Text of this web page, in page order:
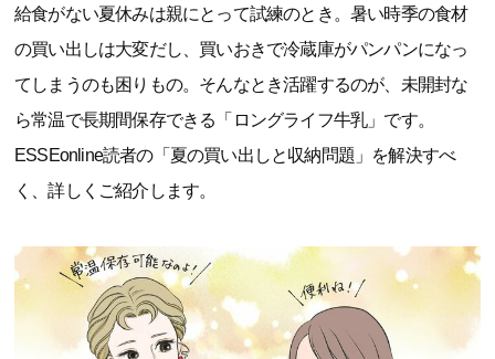
給食がない夏休みは親にとって試練のとき。暑い時季の食材
の買い出しは大変だし、買いおきで冷蔵庫がパンパンになっ
てしまうのも困りもの。そんなとき活躍するのが、未開封な
ら常温で長期間保存できる「ロングライフ牛乳」です。
ESSEonline読者の「夏の買い出しと収納問題」を解決すべ
く、詳しくご紹介します。